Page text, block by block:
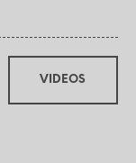
VIDEOS